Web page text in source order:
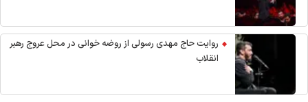
روایت حاج مهدی رسولی از روضه خوانی در محل عروج رهبر
انقلاب